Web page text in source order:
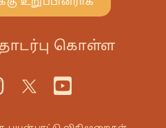
கொள்ள